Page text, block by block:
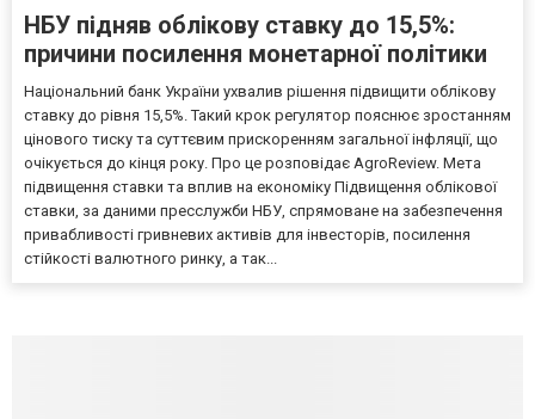
НБУ підняв облікову ставку до 15,5%:
причини посилення монетарної політики
Національний банк України ухвалив рішення підвищити облікову
ставку до рівня 15,5%. Такий крок регулятор пояснює зростанням
цінового тиску та суттєвим прискоренням загальної інфляції, що
очікується до кінця року. Про це розповідає AgroReview. Мета
підвищення ставки та вплив на економіку Підвищення облікової
ставки, за даними пресслужби НБУ, спрямоване на забезпечення
привабливості гривневих активів для інвесторів, посилення
стійкості валютного ринку, а так...